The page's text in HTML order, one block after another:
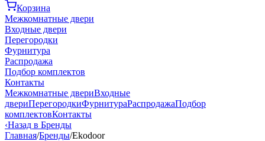
Корзина
Межкомнатные двери
Входные двери
Перегородки
Фурнитура
Распродажа
Подбор комплектов
Контакты
Межкомнатные двериВходные
двериПерегородкиФурнитураРаспродажаПодбор
комплектовКонтакты
‹Назад в Бренды
Главная/Бренды/Ekodoor